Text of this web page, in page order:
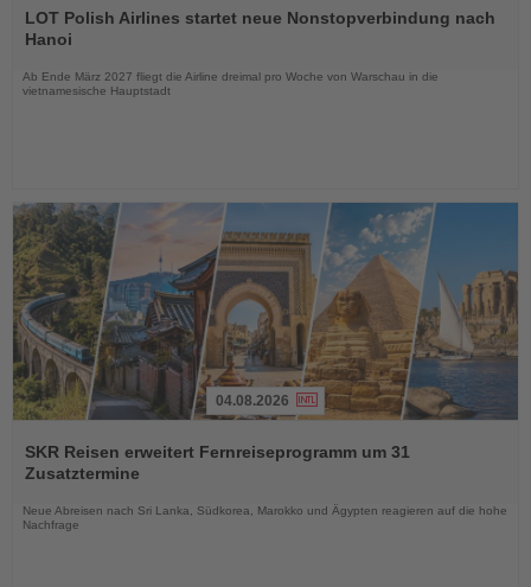
Sie
die
LOT Polish Airlines startet neue Nonstopverbindung nach
Hanoi
Ab Ende März 2027 fliegt die Airline dreimal pro Woche von Warschau in die
vietnamesische Hauptstadt
Sie
die
04.08.2026
SKR Reisen erweitert Fernreiseprogramm um 31
Zusatztermine
Neue Abreisen nach Sri Lanka, Südkorea, Marokko und Ägypten reagieren auf die hohe
Nachfrage